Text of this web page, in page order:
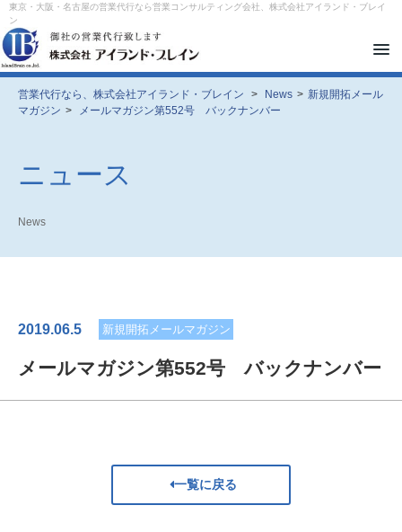
東京・大阪・名古屋の営業代行なら営業コンサルティング会社、株式会社アイランド・ブレイ
ン
メ
ュ
ー
営業代行なら、株式会社アイランド・ブレイン > News > 新規開拓メール
マガジン > メールマガジン第552号 バックナンバー
ニュース
News
2019.06.5 新規開拓メールマガジン
メールマガジン第552号 バックナンバー
一覧に戻る